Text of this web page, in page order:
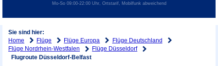
Mo-So 09:00-22:00 Uhr, Ortstarif, Mobilfunk abweichend
Sie sind hier:
Home
Flüge Flüge Europa
Flüge Deutschland
Flüge Nordrhein-Westfalen
Flüge Düsseldorf
Flugroute Düsseldorf-Belfast